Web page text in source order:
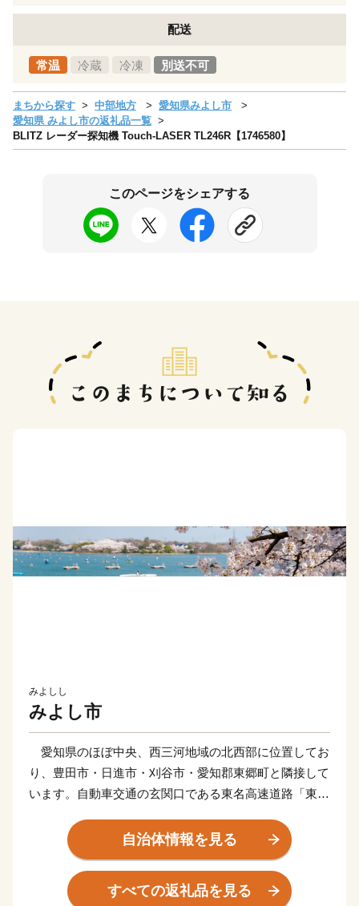
配送
常温 冷蔵 冷凍 別送不可
まちから探す 中部地方
愛知県みよし市
愛知県 みよし市の返礼品一覧
BLITZ レーダー探知機 Touch-LASER TL246R【1746580】
このページをシェアする
みよしし
みよし市
愛知県のほぼ中央、西三河地域の北西部に位置してお
り、豊田市・日進市・刈谷市・愛知郡東郷町と隣接して
います。自動車交通の玄関口である東名高速道路「東名
立地条件を背景に、名古屋市や豊田市などのベッドタウ
ンとして発展してきました。また、市内には三好公園な
ど自然を生かした公園や、アイ・モール三好などの大型
商業施設があり、暮らしに快適な環境が整っています。
自治体情報を見る
すべての返礼品を見る